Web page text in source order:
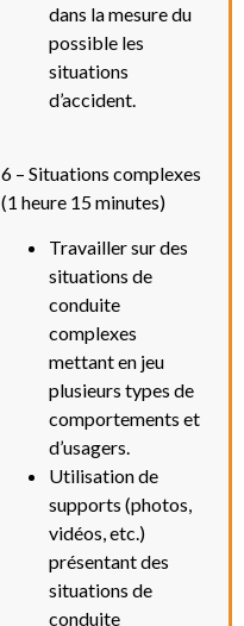
dans la mesure du
possible les
situations
d’accident.
6 – Situations complexes
(1 heure 15 minutes)
Travailler sur des
situations de
conduite
complexes
mettant en jeu
plusieurs types de
comportements et
d’usagers.
Utilisation de
supports (photos,
vidéos, etc.)
présentant des
situations de
conduite